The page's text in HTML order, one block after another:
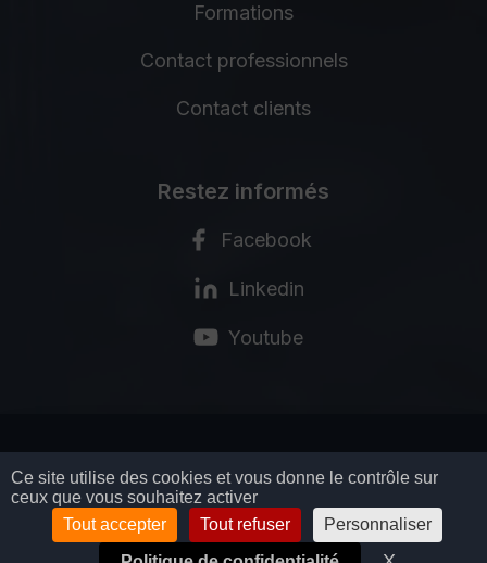
Formations
Contact professionnels
Contact clients
Restez informés
Facebook
Linkedin
Youtube
MENTIONS LÉGALES
POLITIQUE DE CONFIDENTIALITÉ
CGV
GESTION DES COOKIES
Ce site utilise des cookies et vous donne le contrôle sur
ceux que vous souhaitez activer
Tout accepter
Tout refuser
Personnaliser